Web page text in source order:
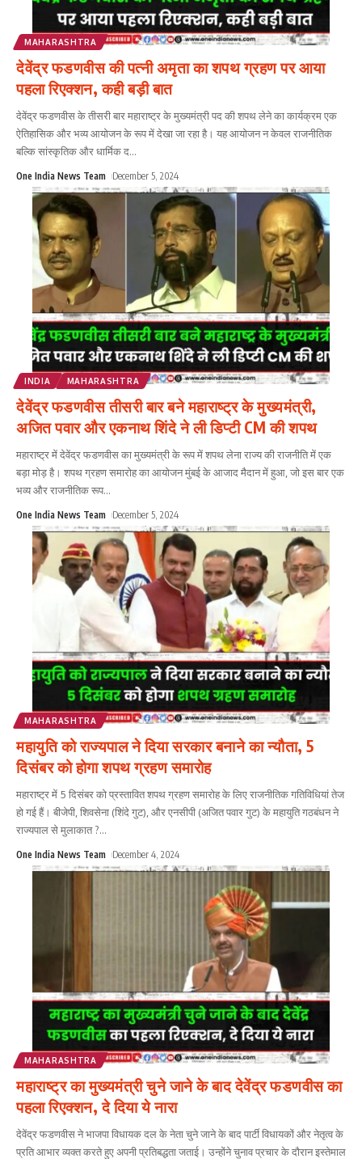
MAHARASHTRA
देवेंद्र फडणवीस की पत्नी अमृता का शपथ ग्रहण पर आया
पहला रिएक्शन, कही बड़ी बात
देवेंद्र फडणवीस के तीसरी बार महाराष्ट्र के मुख्यमंत्री पद की शपथ लेने का कार्यक्रम एक
ऐतिहासिक और भव्य आयोजन के रूप में देखा जा रहा है। यह आयोजन न केवल राजनीतिक
बल्कि सांस्कृतिक और धार्मिक द...
One India News Team December 5, 2024
INDIA MAHARASHTRA
देवेंद्र फडणवीस तीसरी बार बने महाराष्ट्र के मुख्यमंत्री,
अजित पवार और एकनाथ शिंदे ने ली डिप्टी CM की शपथ
महाराष्ट्र में देवेंद्र फडणवीस का मुख्यमंत्री के रूप में शपथ लेना राज्य की राजनीति में एक
बड़ा मोड़ है। शपथ ग्रहण समारोह का आयोजन मुंबई के आजाद मैदान में हुआ, जो इस बार एक
भव्य और राजनीतिक रूप...
One India News Team December 5, 2024
MAHARASHTRA
महायुति को राज्यपाल ने दिया सरकार बनाने का न्यौता, 5
दिसंबर को होगा शपथ ग्रहण समारोह
महाराष्ट्र में 5 दिसंबर को प्रस्तावित शपथ ग्रहण समारोह के लिए राजनीतिक गतिविधियां तेज
हो गई हैं। बीजेपी, शिवसेना (शिंदे गुट), और एनसीपी (अजित पवार गुट) के महायुति गठबंधन ने
राज्यपाल से मुलाकात ?...
One India News Team December 4, 2024
MAHARASHTRA
महाराष्ट्र का मुख्यमंत्री चुने जाने के बाद देवेंद्र फडणवीस का
पहला रिएक्शन, दे दिया ये नारा
देवेंद्र फडणवीस ने भाजपा विधायक दल के नेता चुने जाने के बाद पार्टी विधायकों और नेतृत्व के
प्रति आभार व्यक्त करते हुए अपनी प्रतिबद्धता जताई। उन्होंने चुनाव प्रचार के दौरान इस्तेमाल